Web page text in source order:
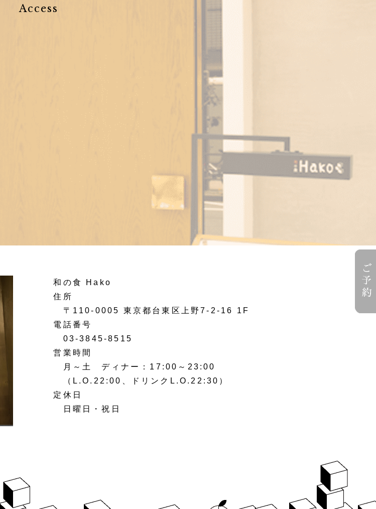
Access
和の食 Hako
住所
〒110-0005 東京都台東区上野7-2-16 1F
電話番号
03-3845-8515
営業時間
月～土 ディナー：17:00～23:00
（L.O.22:00、ドリンクL.O.22:30）
定休日
日曜日・祝日